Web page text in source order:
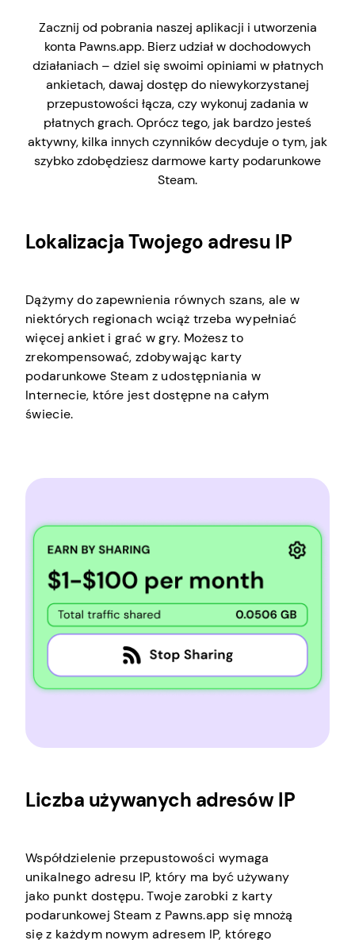
Zacznij od pobrania naszej aplikacji i utworzenia
konta Pawns.app. Bierz udział w dochodowych
działaniach – dziel się swoimi opiniami w płatnych
ankietach, dawaj dostęp do niewykorzystanej
przepustowości łącza, czy wykonuj zadania w
płatnych grach. Oprócz tego, jak bardzo jesteś
aktywny, kilka innych czynników decyduje o tym, jak
szybko zdobędziesz darmowe karty podarunkowe
Steam.
Lokalizacja Twojego adresu IP
Dążymy do zapewnienia równych szans, ale w
niektórych regionach wciąż trzeba wypełniać
więcej ankiet i grać w gry. Możesz to
zrekompensować, zdobywając karty
podarunkowe Steam z udostępniania w
Internecie, które jest dostępne na całym
świecie.
Liczba używanych adresów IP
Współdzielenie przepustowości wymaga
unikalnego adresu IP, który ma być używany
jako punkt dostępu. Twoje zarobki z karty
podarunkowej Steam z Pawns.app się mnożą
się z każdym nowym adresem IP, którego